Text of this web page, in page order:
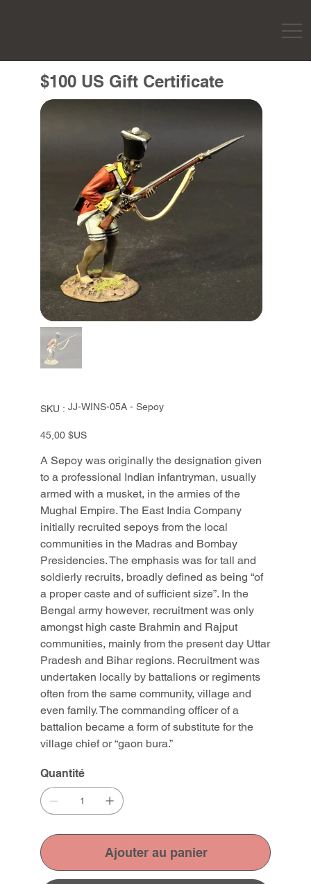
$100 US Gift Certificate
SKU :
SKU
JJ-
-
JJ-WINS-05A - Sepoy
Prix
45,00 $US
A Sepoy was originally the designation given
to a professional Indian infantryman, usually
armed with a musket, in the armies of the
Mughal Empire. The East India Company
initially recruited sepoys from the local
communities in the Madras and Bombay
Presidencies. The emphasis was for tall and
soldierly recruits, broadly defined as being “of
a proper caste and of sufficient size”. In the
Bengal army however, recruitment was only
amongst high caste Brahmin and Rajput
communities, mainly from the present day Uttar
Pradesh and Bihar regions. Recruitment was
undertaken locally by battalions or regiments
often from the same community, village and
even family. The commanding officer of a
battalion became a form of substitute for the
village chief or “gaon bura.”
Quantité
Ajouter au panier